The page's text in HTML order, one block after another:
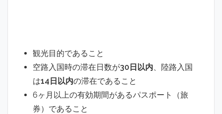
観光目的であること
空路入国時の滞在日数が30日以内 、陸路入国
は14日以内の滞在であること
6ヶ月以上の有効期間があるパスポート（旅
券）であること